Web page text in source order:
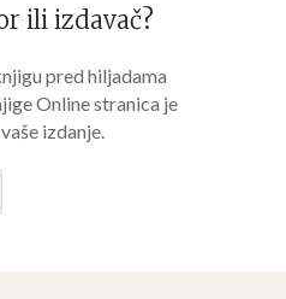
ili izdavač?
pred hiljadama
Online stranica je
izdanje.